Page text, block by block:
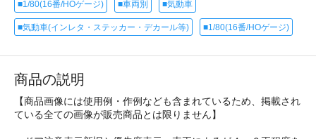
■1/80(16番/HOゲージ) ■車両別 ■気動車
■気動車(インレタ・ステッカー・デカール等) ■1/80(16番/HOゲージ)
商品の説明
【商品画像には使用例・作例なども含まれているため、掲載され
ている全ての画像が販売商品とは限りません】